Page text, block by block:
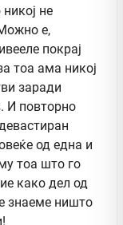
не
е,
покрај
тоа ама никој
заради
И повторно
од една и
тоа што го
како дел од
знаеме ништо